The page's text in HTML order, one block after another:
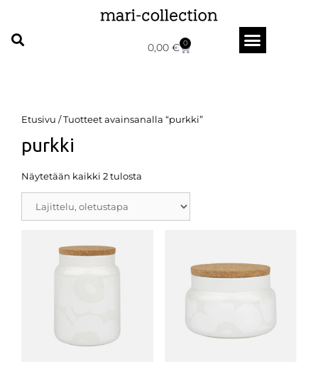
0,00 € 0
Etusivu / Tuotteet avainsanalla “purkki”
purkki
Näytetään kaikki 2 tulosta